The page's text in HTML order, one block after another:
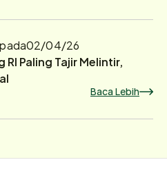
02/04/26
Paling Tajir Melintir,
Baca Lebih